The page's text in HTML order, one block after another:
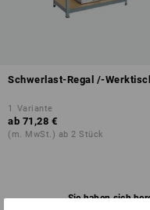
Schwerlast-Regal /-
1 Variante
ab 71,28 €
(m. MwSt.) ab 2 Stück
Sie haben sich